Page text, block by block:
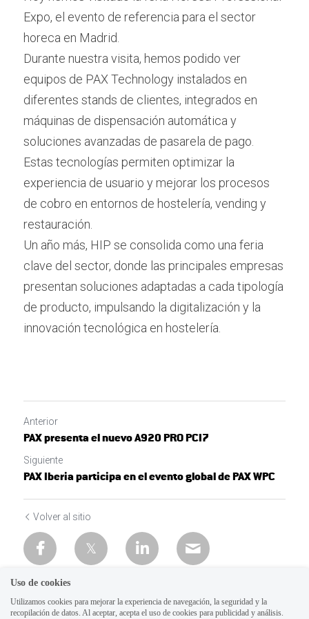
Station
Tower
Litchi
Türkçe
Italiano
Expo, el evento de referencia para el sector
horeca en Madrid
Durante nuestra visita, hemos podido ver
equipos de PAX Technology instalados en
diferentes stands de clientes, integrados en
máquinas de dispensación automática y
soluciones avanzadas de pasarela de pago.
Estas tecnologías permiten optimizar la
experiencia de usuario y mejorar los procesos
de cobro en entornos de hostelería, vending y
restauración.
Un año más, HIP se consolida como una feria
clave del sector, donde las principales empresas
presentan soluciones adaptadas a cada tipología
de producto, impulsando la digitalización y la
innovación tecnológica en hostelería.
Anterior
PAX presenta el nuevo A920 PRO PCI7
Siguiente
PAX Iberia participa en el evento global de PAX WPC
Volver al sitio
Uso de cookies
Utilizamos cookies para mejorar la experiencia de navegación, la seguridad y la
recopilación de datos. Al aceptar, acepta el uso de cookies para publicidad y análisis.